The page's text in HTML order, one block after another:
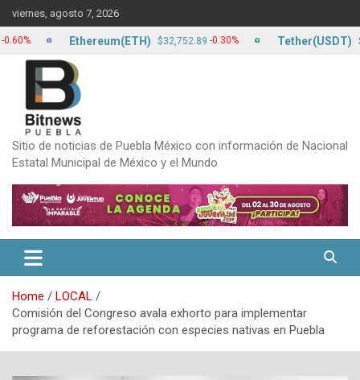
Skip
to
content
viernes, agosto 7, 2026
Sitio de noticias de Puebla México con información de Nacional
Estatal Municipal de México y el Mundo
Home
LOCAL
Comisión del Congreso avala exhorto para implementar
programa de reforestación con especies nativas en Puebla
Ethereum(ETH) $32,752.89 -0.30% Tether(USDT) $17.20